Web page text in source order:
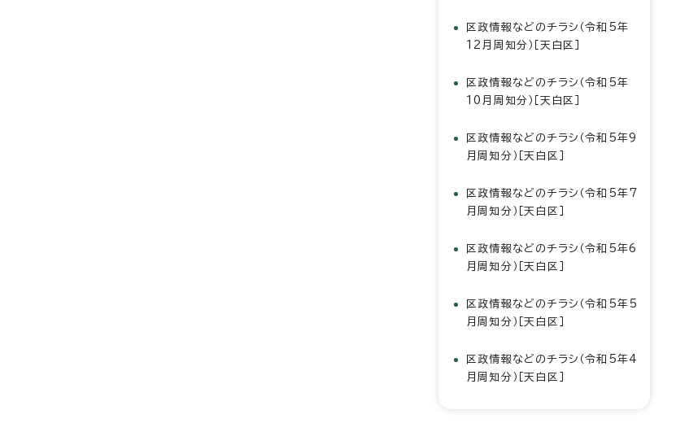
区政情報などのチラシ（令和5年
12月周知分）［天白区］
区政情報などのチラシ（令和5年
10月周知分）［天白区］
区政情報などのチラシ（令和5年9
月周知分）［天白区］
区政情報などのチラシ（令和5年7
月周知分）［天白区］
区政情報などのチラシ（令和5年6
月周知分）［天白区］
区政情報などのチラシ（令和5年5
月周知分）［天白区］
区政情報などのチラシ（令和5年4
月周知分）［天白区］